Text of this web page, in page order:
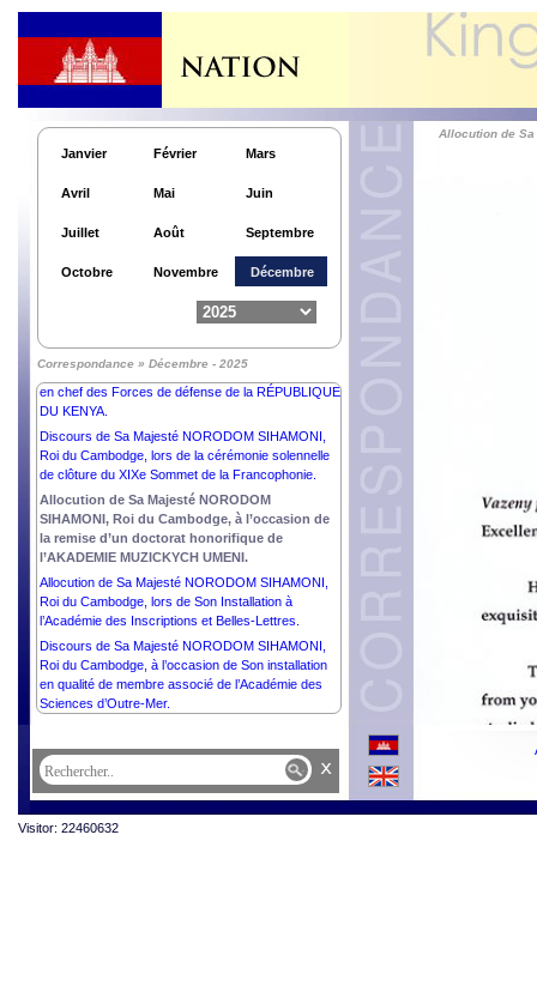
Janvier Février Mars
Avril Mai Juin
Juillet Août Septembre
Octobre Novembre Décembre
Correspondance » Décembre - 2025
LIBANAISE.
Lettre à Son Altesse Fra’ JOHN T. DUNLAP, Prince
et Grand Maître de l’Ordre Souverain Militaire et
Hospitalier de Saint-Jean de Jérusalem de Rhodes
Lettre à Son Altesse Cheikh TAMIM BIN HAMAD
AL-THANI, ÉMIR de l’ÉTAT du QATAR.
Lettre à Sa Majesté HAMAD BIN ISA AL KHALIFA,
PRÉSIDENT du Conseil des Ministres de la
Lettre à Son Excellence Dr WILLIAM SAMOEI
RUTO, PhD., C.G.H., PRÉSIDENT et Commandant
en chef des Forces de défense de la RÉPUBLIQUE
Lettre à Son Excellence Dr WILLIAM SAMOEI
RUTO, PhD., C.G.H., PRÉSIDENT et Commandant
en chef des Forces de défense de la RÉPUBLIQUE
DU KENYA.
Discours de Sa Majesté NORODOM SIHAMONI,
Roi du Cambodge, lors de la cérémonie solennelle
de clôture du XIXe Sommet de la Francophonie.
Allocution de Sa Majesté NORODOM
SIHAMONI, Roi du Cambodge, à l’occasion de
la remise d’un doctorat honorifique de
l’AKADEMIE MUZICKYCH UMENI.
Allocution de Sa Majesté NORODOM SIHAMONI,
Roi du Cambodge, lors de Son Installation à
l’Académie des Inscriptions et Belles-Lettres.
Discours de Sa Majesté NORODOM SIHAMONI,
Roi du Cambodge, à l’occasion de Son installation
en qualité de membre associé de l’Académie des
Sciences d’Outre-Mer.
Allocution de Sa
x
Visitor: 22460632